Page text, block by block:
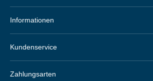
Informationen
Kundenservice
Zahlungsarten